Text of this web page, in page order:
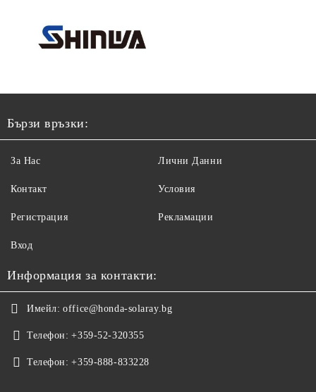
Бързи връзки:
За Нас
Контакт
Регистрация
Вход
Лични Данни
Условия
Рекламации
Информация за контакти:
Имейл: office@honda-solaray.bg
Телефон: +359-52-320355
Телефон: +359-888-833228